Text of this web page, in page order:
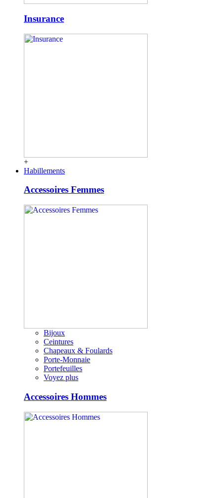
Insurance
+
Habillements
Accessoires Femmes
Bijoux
Ceintures
Chapeaux & Foulards
Porte-Monnaie
Portefeuilles
Voyez plus
Accessoires Hommes